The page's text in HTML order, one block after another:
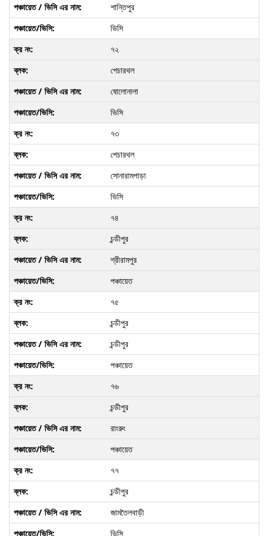
শান্তিপুর
ভিসি
৭২
পেচারথল
ষোলোনালা
ভিসি
৭৩
পেচারথল
সোনারামপাড়া
ভিসি
৭৪
চন্ডীপুর
শ্রীরামপুর
পঞ্চায়েত
৭৫
চন্ডীপুর
চন্ডীপুর
পঞ্চায়েত
৭৬
চন্ডীপুর
রাংরুং
পঞ্চায়েত
৭৭
চন্ডীপুর
জামতৈলবাড়ী
ভিসি